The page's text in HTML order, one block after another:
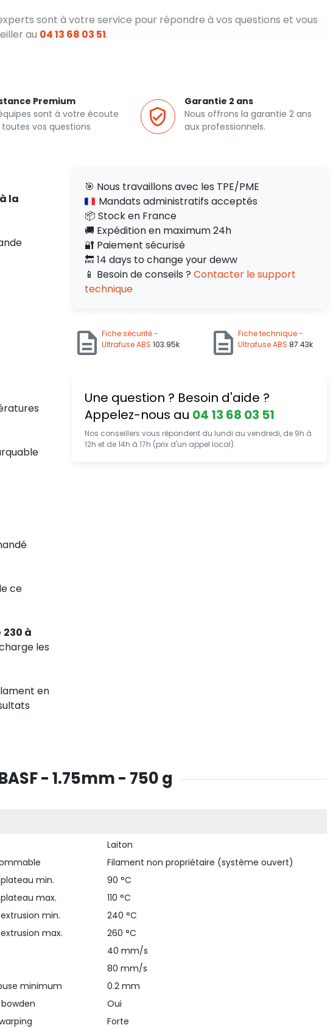
sont à votre service pour répondre à vos questions et vous
au 04 13 68 03 51.
Premium
sont à votre écoute
vos questions
Garantie 2 ans
Nous offrons la garantie 2 ans
aux professionnels.
la
ce
230 à
les
en
🎯 Nous travaillons avec les TPE/PME
Mandats administratifs acceptés
📦 Stock en France
🚚 Expédition en maximum 24h
🔐 Paiement sécurisé
🔙 14 days to change your deww
📱 Besoin de conseils ? Contacter le support
technique
Fiche sécurité -
Ultrafuse ABS 103.95k
Fiche technique -
Ultrafuse ABS 87.43k
Une question ? Besoin d'aide ?
Appelez-nous au 04 13 68 03 51
Nos conseillers vous répondent du lundi au vendredi, de 9h à
12h et de 14h à 17h (prix d'un appel local).
- 1.75mm - 750 g
Laiton
Filament non propriétaire (système ouvert)
min.
90 °C
max.
110 °C
min.
240 °C
max.
260 °C
40 mm/s
80 mm/s
minimum
0.2 mm
Oui
Forte